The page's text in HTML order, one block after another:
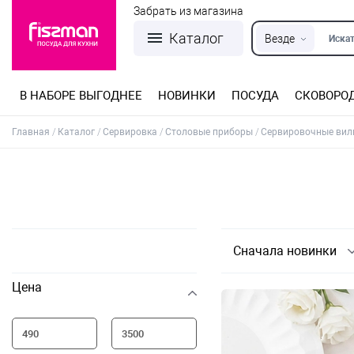
Каталог Везде
Забрать из магазина
В НАБОРЕ ВЫГОДНЕЕ НОВИНКИ ПОСУДА
Главная Каталог Сервировка Столовые приборы Сервировочные
Цена
Сначала новинки